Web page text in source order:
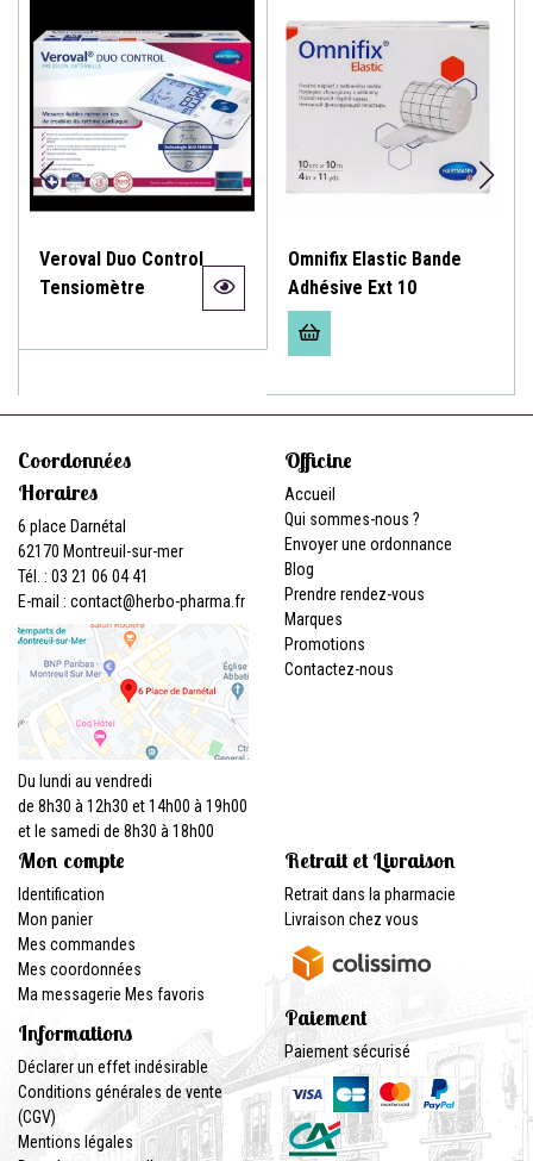
Veroval Duo Control
Tensiomètre
Omnifix Elastic Bande
Adhésive Ext 10
Coordonnées
Horaires
6 place Darnétal
62170 Montreuil-sur-mer
Tél. : 03 21 06 04 41
E-mail : contact@herbo-pharma.fr
Du lundi au vendredi
de 8h30 à 12h30 et 14h00 à 19h00
et le samedi de 8h30 à 18h00
Officine
Accueil
Qui sommes-nous ?
Envoyer une ordonnance
Blog
Prendre rendez-vous
Marques
Promotions
Contactez-nous
Mon compte
Identification
Mon panier
Mes commandes
Mes coordonnées
Ma messagerie Mes favoris
Informations
Déclarer un effet indésirable
Conditions générales de vente
(CGV)
Mentions légales
Retrait et Livraison
Retrait dans la pharmacie
Livraison chez vous
Paiement
Paiement sécurisé